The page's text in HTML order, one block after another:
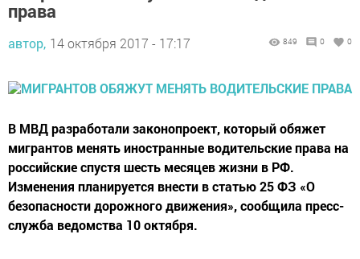
права
автор, 14 октября 2017 - 17:17 849 0 0
В МВД разработали законопроект, который обяжет
мигрантов менять иностранные водительские права на
российские спустя шесть месяцев жизни в РФ.
Изменения планируется внести в статью 25 ФЗ «О
безопасности дорожного движения», сообщила пресс-
служба ведомства 10 октября.